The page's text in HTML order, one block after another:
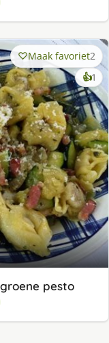
Maak favoriet2
👍1
pesto